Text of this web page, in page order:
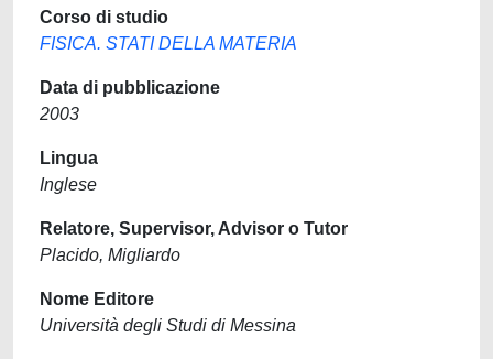
Corso di studio
FISICA. STATI DELLA MATERIA
Data di pubblicazione
2003
Lingua
Inglese
Relatore, Supervisor, Advisor o Tutor
Placido, Migliardo
Nome Editore
Università degli Studi di Messina